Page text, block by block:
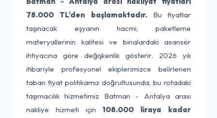
78.000 TL'den başlamaktadır.Bu fiyatlar
taşınacak eşyanın hacmi, paketleme
materyallerinin kalitesi ve binalardaki asansör
ihtiyacına göre değişkenlik gösterir. 2026 yılı
itibariyle profesyonel ekiplerimizce belirlenen
taban fiyat politikamız doğrultusunda, bu rotadaki
taşımacılık hizmetimiz Batman - Antalya arası
nakliye hizmeti için 108.000 liraya kadar